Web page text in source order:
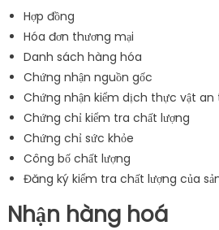
Hợp đồng
Hóa đơn thương mại
Danh sách hàng hóa
Chứng nhận nguồn gốc
Chứng nhận kiểm dịch thực vật an
Chứng chỉ kiểm tra chất lượng
Chứng chỉ sức khỏe
Công bố chất lượng
Đăng ký kiểm tra chất lượng của
Nhận hàng hoá